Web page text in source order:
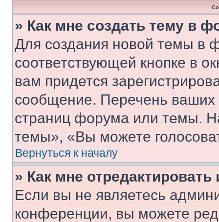
» Как мне создать тему в
Для создания новой темы в
соответствующей кнопке в
вам придется
сообщение. Перечень ваших
страниц форума или темы.
темы», «Вы можете
Вернуться к началу
» Как мне
Если вы не являетесь
конференции, вы можете